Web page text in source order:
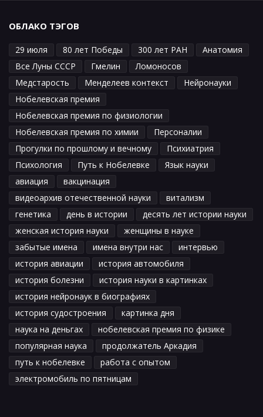
ОБЛАКО ТЭГОВ
29 июля 80 лет Победы 300 лет РАН
Анатомия
Все Луны СССР
Гмелин
Ломоносов
Медстарость
Менделеев контекст
Нейронауки
Нобелевская премия
Нобелевская премия по физиологии
Нобелевская премия по химии
Персоналии
Прогулки по прошлому и вечному
Психиатрия
Психология
Путь к Нобелевке
Язык науки
авиация
вакцинация
видеоархив отечественной науки
витализм
генетика
день в истории
десять лет истории науки
женская история науки
женщины в науке
забытые имена
имена внутри нас
интервью
история авиации
история автомобиля
история болезни
история науки в картинках
история нейронаук в биографиях
история судостроения
картинка дня
наука на деньгах
нобелевская премия по физике
популярная наука
продолжатель Аркадия
путь к нобелевке
работа с опытом
электромобиль по пятницам